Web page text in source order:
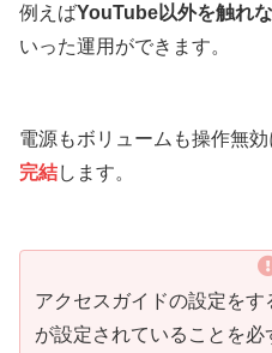
例えばYouTube以外を触れ
いった運用ができます。
電源もボリュームも操作無効
完結します。
アクセスガイドの設定を
が設定されていることを必